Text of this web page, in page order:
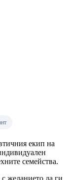
екип на
семейства.
желанието да ги